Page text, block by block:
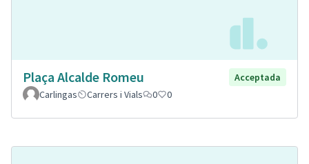
Plaça Alcalde Romeu
Acceptada
Carlingas
Carrers i Vials 0 0